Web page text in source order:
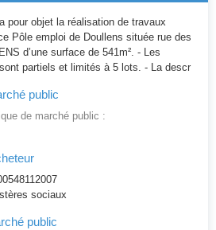
pour objet la réalisation de travaux
Pôle emploi de Doullens située rue des
d’une surface de 541m². - Les
partiels et limités à 5 lots. - La descr
public
de marché public :
sociaux
public